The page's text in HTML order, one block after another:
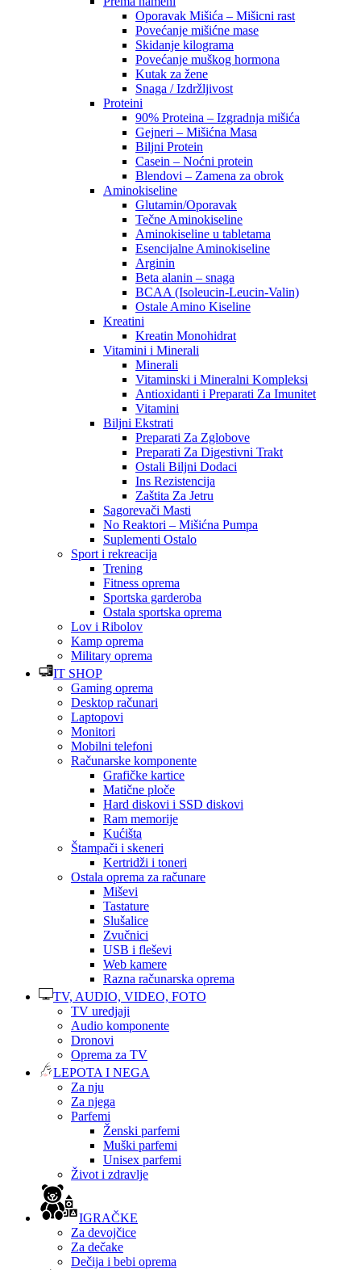
Oporavak Mišića – Mišicni rast
Povećanje mišićne mase
Skidanje kilograma
Povećanje muškog hormona
Kutak za žene
Snaga / Izdržljivost
Proteini
90% Proteina – Izgradnja mišića
Gejneri – Mišićna Masa
Biljni Protein
Casein – Noćni protein
Blendovi – Zamena za obrok
Aminokiseline
Glutamin/Oporavak
Tečne Aminokiseline
Aminokiseline u tabletama
Esencijalne Aminokiseline
Arginin
Beta alanin – snaga
BCAA (Isoleucin-Leucin-Valin)
Ostale Amino Kiseline
Kreatini
Kreatin Monohidrat
Vitamini i Minerali
Minerali
Vitaminski i Mineralni Kompleksi
Antioxidanti i Preparati Za Imunitet
Vitamini
Biljni Ekstrati
Preparati Za Zglobove
Preparati Za Digestivni Trakt
Ostali Biljni Dodaci
Ins Rezistencija
Zaštita Za Jetru
Sagorevači Masti
No Reaktori – Mišićna Pumpa
Suplementi Ostalo
Sport i rekreacija
Trening
Fitness oprema
Sportska garderoba
Ostala sportska oprema
Lov i Ribolov
Kamp oprema
Military oprema
IT SHOP
Gaming oprema
Desktop računari
Laptopovi
Monitori
Mobilni telefoni
Računarske komponente
Grafičke kartice
Matične ploče
Hard diskovi i SSD diskovi
Ram memorije
Kućišta
Štampači i skeneri
Kertridži i toneri
Ostala oprema za računare
Miševi
Tastature
Slušalice
Zvučnici
USB i fleševi
Web kamere
Razna računarska oprema
TV, AUDIO, VIDEO, FOTO
TV uredjaji
Audio komponente
Dronovi
Oprema za TV
LEPOTA I NEGA
Za nju
Za njega
Parfemi
Ženski parfemi
Muški parfemi
Unisex parfemi
Život i zdravlje
IGRAČKE
Za devojčice
Za dečake
Dečija i bebi oprema